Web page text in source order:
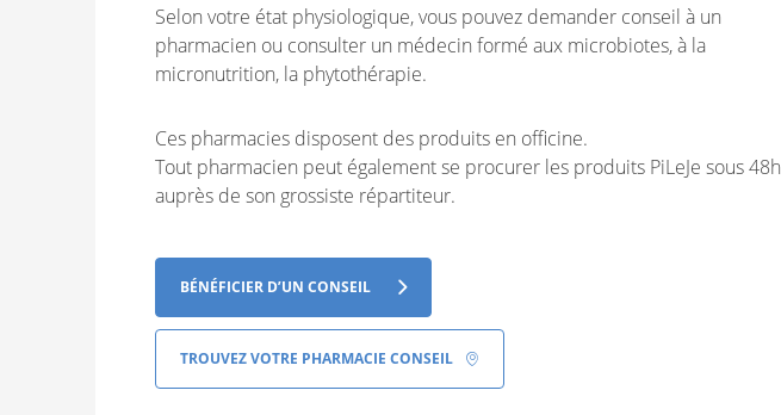
Selon votre état physiologique, vous pouvez demander conseil à un
pharmacien ou consulter un médecin formé aux microbiotes, à la
micronutrition, la phytothérapie.
Ces pharmacies disposent des produits en officine.
Tout pharmacien peut également se procurer les produits PiLeJe sous 48h
auprès de son grossiste répartiteur.
BÉNÉFICIER D’UN CONSEIL
TROUVEZ VOTRE PHARMACIE CONSEIL